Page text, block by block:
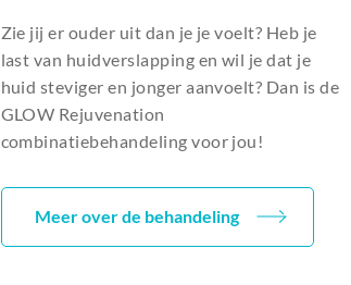
Zie jij er ouder uit dan je je voelt? Heb je
last van huidverslapping en wil je dat je
huid steviger en jonger aanvoelt? Dan is de
GLOW Rejuvenation
combinatiebehandeling voor jou!
Meer over de behandeling